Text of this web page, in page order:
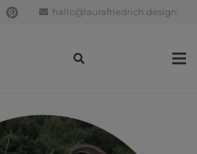
hallo@laurafriedrich.design